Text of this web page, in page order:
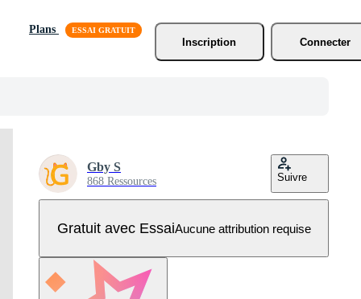
Plans
Inscription
Connecter
Gby S
868 Ressources Suivre
Gratuit avec EssaiAucune attribution requise